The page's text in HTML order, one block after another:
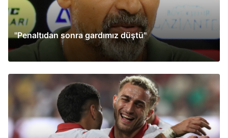
''Penaltıdan sonra gardımız düştü''